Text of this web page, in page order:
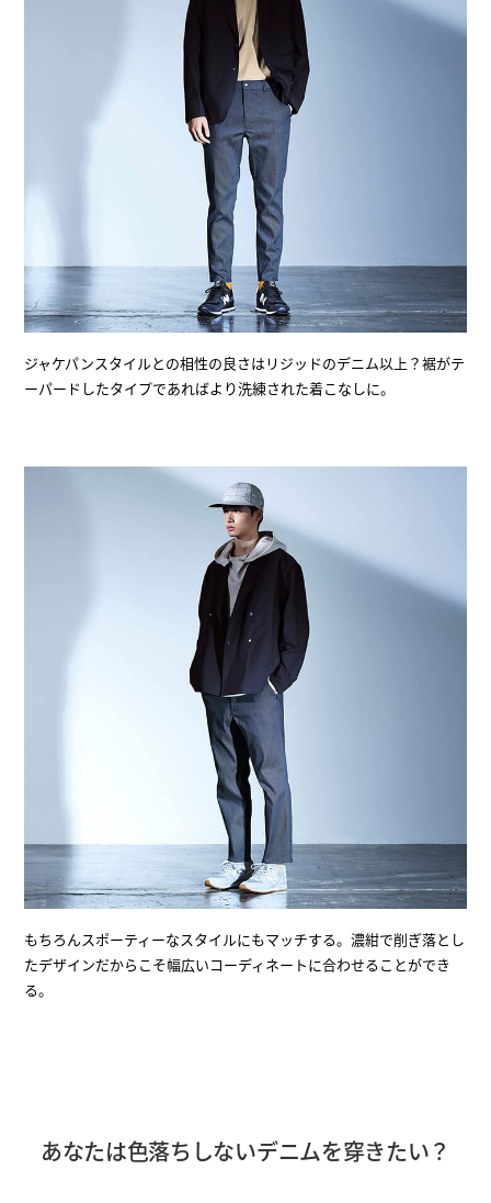
ジャケパンスタイルとの相性の良さはリジッドのデニム以上？裾がテ
ーパードしたタイプであればより洗練された着こなしに。
もちろんスポーティーなスタイルにもマッチする。濃紺で削ぎ落とし
たデザインだからこそ幅広いコーディネートに合わせることができ
る。
あなたは色落ちしないデニムを穿きたい？